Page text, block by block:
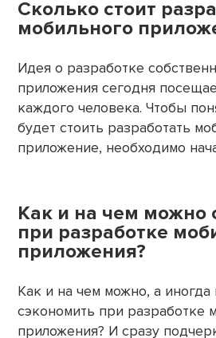
Сколько стоит
мобильного
Идея о разработке
приложения сегодня
каждого человека. Чтобы
будет стоить разработать
приложение, необходимо
Как и на чем можно
при разработке
приложения?
Как и на чем можно, а иногда
сэкономить при разработке
приложения? И сразу